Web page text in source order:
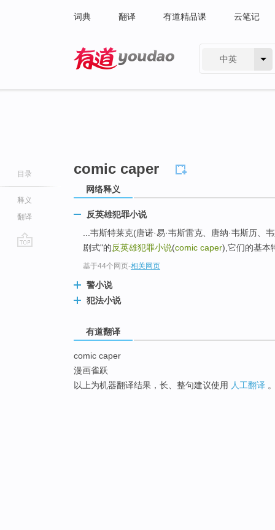
词典 翻译 有道精品课 云笔记
中英
目录
释义
翻译
comic caper
网络释义
反英雄犯罪小说
...韦斯特莱克(唐诺·易·韦斯雷克、唐纳·韦斯历
剧式"的反英雄犯罪小说(comic caper),它们的基本
基于44个网页-相关网页
警小说
犯法小说
有道翻译
comic caper
漫画雀跃
以上为机器翻译结果，长、整句建议使用 人工翻译